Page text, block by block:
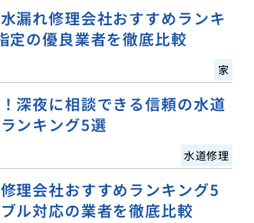
漏れ修理会社おすすめランキ
定の優良業者を徹底比較
家
深夜に相談できる信頼の水道
ンキング5選
水道修理
理会社おすすめランキング5
ル対応の業者を徹底比較